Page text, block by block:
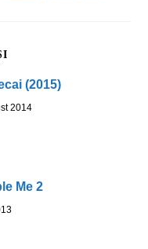
(2015)
2014
Me 2